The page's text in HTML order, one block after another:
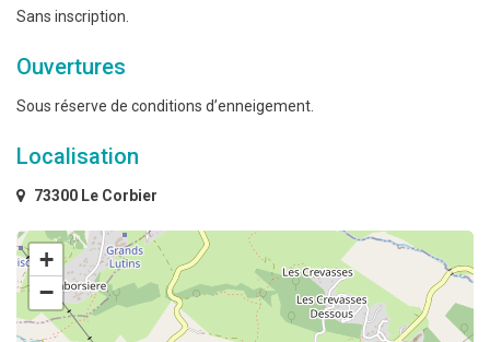
Sans inscription.
Ouvertures
Sous réserve de conditions d’enneigement.
Localisation
73300 Le Corbier
+
−